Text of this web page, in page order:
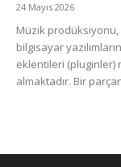
24 Mayıs 2026
Müzik prodüksiyonu,
bilgisayar
eklentileri (pluginler)
almaktadır. Bir